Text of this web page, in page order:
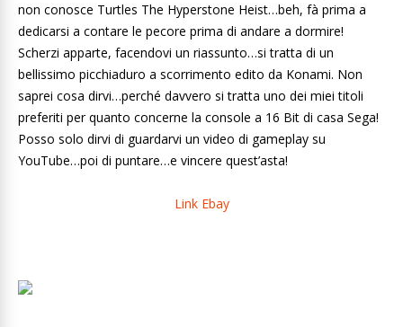
non conosce Turtles The Hyperstone Heist…beh, fà prima a
dedicarsi a contare le pecore prima di andare a dormire!
Scherzi apparte, facendovi un riassunto…si tratta di un
bellissimo picchiaduro a scorrimento edito da Konami. Non
saprei cosa dirvi…perché davvero si tratta uno dei miei titoli
preferiti per quanto concerne la console a 16 Bit di casa Sega!
Posso solo dirvi di guardarvi un video di gameplay su
YouTube…poi di puntare…e vincere quest’asta!
Link Ebay